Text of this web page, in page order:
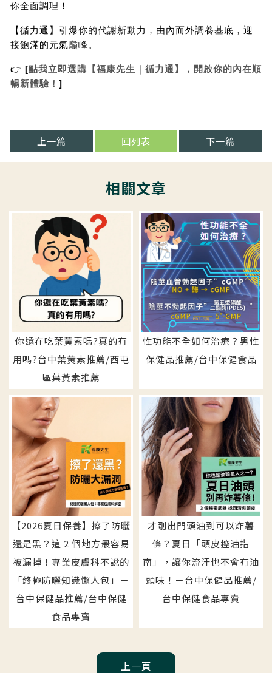
你全面調理！
【循力通】引爆你的代謝新動力，由內而外調養基底，迎
接飽滿的元氣巔峰。
👉 [點我立即選購【福康先生｜循力通】，開啟你的內在順
暢新體驗！ ]
上一篇 回列表 下一篇
你還在吃葉黃素嗎?真的有
用嗎?台中葉黃素推薦/西屯
區葉黃素推薦
性功能不全如何治療？男性
保健品推薦/台中保健食品
【2026夏日保養】擦了防曬
還是黑？這 2 個地方最容易
被漏掉！專業皮膚科不說的
「終極防曬知識懶人包」－
台中保健品推薦/台中保健
食品專賣
才剛出門頭油到可以炸薯
條？夏日「頭皮控油指
南」，讓你流汗也不會有油
頭味！－台中保健品推薦/
台中保健食品專賣
上一頁